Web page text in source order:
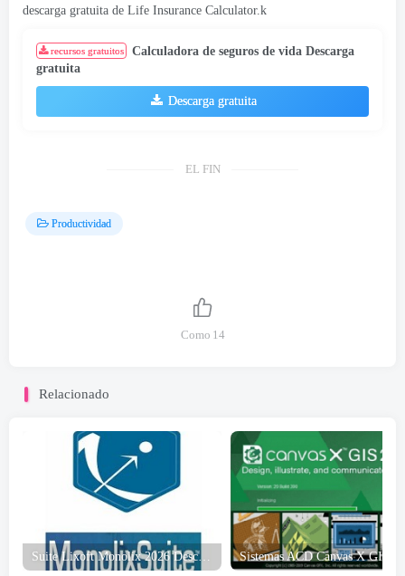
descarga gratuita de Life Insurance Calculator.k
recursos gratuitos
Calculadora de seguros de vida Descarga
gratuita
Descarga gratuita
EL FIN
Productividad
Como 14
Relacionado
Suite Lixoft Monolix 2026 Descarga gratuita